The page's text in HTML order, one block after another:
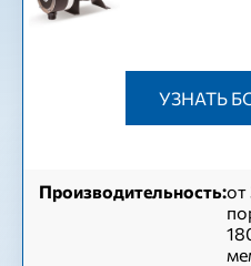
УЗНАТЬ
Производительность:от